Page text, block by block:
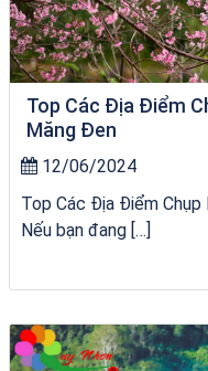
Top Các Địa Điểm
Măng Đen
12/06/2024
Top Các Địa Điểm
Nếu bạn đang […]
Tour Gia Lai